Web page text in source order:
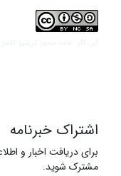
اشتراک خبرنامه
برای دریافت اخبار و
مشترک شوید.